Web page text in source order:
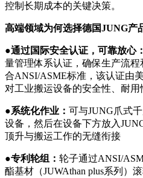
控制长期成本的关键决策。
高端领域为何选择德国JUNG产
●通过国际安全认证，可靠放心：
量管理体系认证，确保生产流
合ANSI/ASME标准，该认证由
对工业搬运设备的安全性、耐
●系统化作业 ： 可与JUNG爪式
设备，然后在设备下方放入
顶升与搬运工作的无缝衔接
●专利轮组 ： 轮子通过ANSI/
酯基材（JUWAthan plus系列）